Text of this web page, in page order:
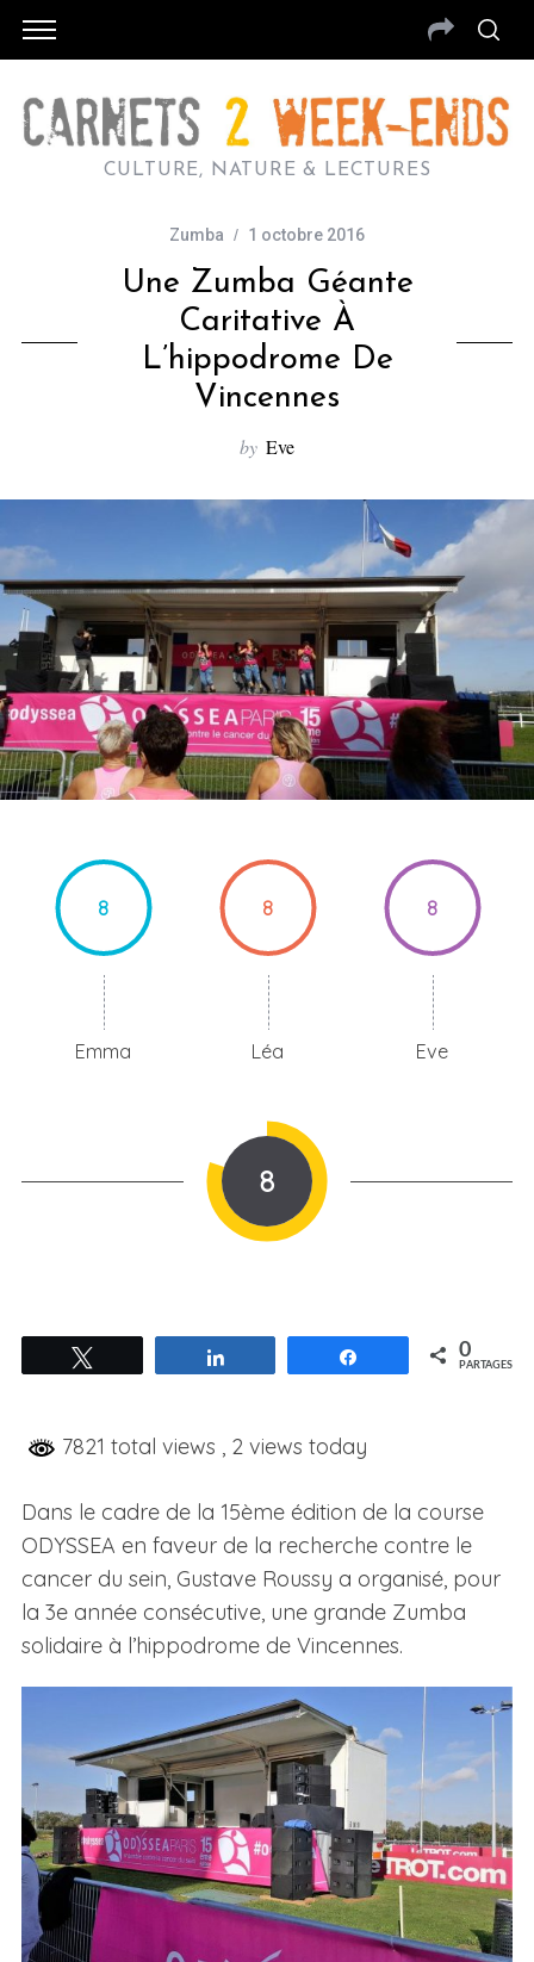
CULTURE, NATURE & LECTURES
Zumba 1 octobre 2016
Une Zumba Géante
Caritative À
L’hippodrome De
Vincennes
by Eve
8
Emma
8
Léa
8
Eve
8
Partagez 0
PARTAGES
7821 total views , 2 views today
Dans le cadre de la 15ème édition de la course
ODYSSEA en faveur de la recherche contre le
cancer du sein, Gustave Roussy a organisé, pour
la 3e année consécutive, une grande Zumba
solidaire à l’hippodrome de Vincennes.